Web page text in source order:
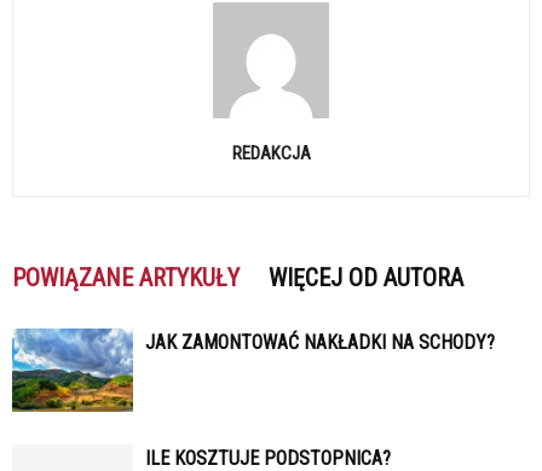
REDAKCJA
POWIĄZANE ARTYKUŁY WIĘCEJ OD AUTORA
JAK ZAMONTOWAĆ NAKŁADKI NA SCHODY?
ILE KOSZTUJE PODSTOPNICA?